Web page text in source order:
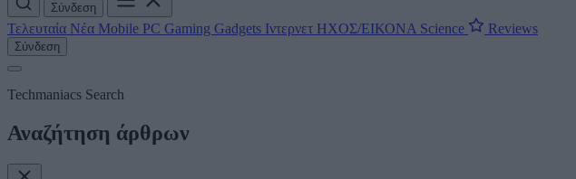
Σύνδεση
Τελευταία Νέα Mobile PC Gaming Gadgets Ιντερνετ ΗΧΟΣ/ΕΙΚΟΝΑ Science Reviews
Σύνδεση
Techmaniacs Search
Αναζήτηση άρθρων